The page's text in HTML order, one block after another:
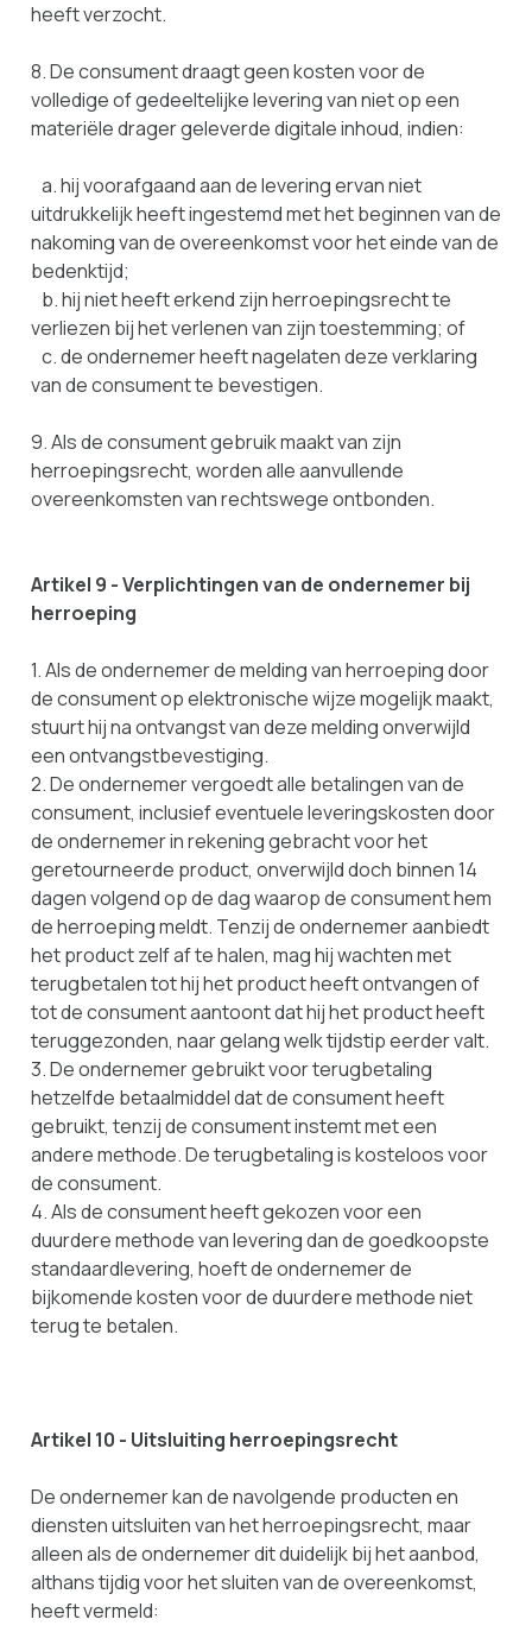
heeft verzocht.
8. De consument draagt geen kosten voor de
volledige of gedeeltelijke levering van niet op een
materiële drager geleverde digitale inhoud, indien:
a. hij voorafgaand aan de levering ervan niet
uitdrukkelijk heeft ingestemd met het beginnen van de
nakoming van de overeenkomst voor het einde van de
bedenktijd;
b. hij niet heeft erkend zijn herroepingsrecht te
verliezen bij het verlenen van zijn toestemming; of
c. de ondernemer heeft nagelaten deze verklaring
van de consument te bevestigen.
9. Als de consument gebruik maakt van zijn
herroepingsrecht, worden alle aanvullende
overeenkomsten van rechtswege ontbonden.
Artikel 9 - Verplichtingen van de ondernemer bij
herroeping
1. Als de ondernemer de melding van herroeping door
de consument op elektronische wijze mogelijk maakt,
stuurt hij na ontvangst van deze melding onverwijld
een ontvangstbevestiging.
2. De ondernemer vergoedt alle betalingen van de
consument, inclusief eventuele leveringskosten door
de ondernemer in rekening gebracht voor het
geretourneerde product, onverwijld doch binnen 14
dagen volgend op de dag waarop de consument hem
de herroeping meldt. Tenzij de ondernemer aanbiedt
het product zelf af te halen, mag hij wachten met
terugbetalen tot hij het product heeft ontvangen of
tot de consument aantoont dat hij het product heeft
teruggezonden, naar gelang welk tijdstip eerder valt.
3. De ondernemer gebruikt voor terugbetaling
hetzelfde betaalmiddel dat de consument heeft
gebruikt, tenzij de consument instemt met een
andere methode. De terugbetaling is kosteloos voor
de consument.
4. Als de consument heeft gekozen voor een
duurdere methode van levering dan de goedkoopste
standaardlevering, hoeft de ondernemer de
bijkomende kosten voor de duurdere methode niet
terug te betalen.
Artikel 10 - Uitsluiting herroepingsrecht
De ondernemer kan de navolgende producten en
diensten uitsluiten van het herroepingsrecht, maar
alleen als de ondernemer dit duidelijk bij het aanbod,
althans tijdig voor het sluiten van de overeenkomst,
heeft vermeld: